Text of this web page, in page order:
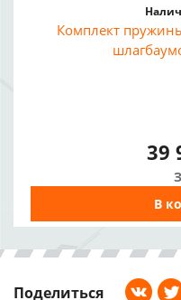
Комплект
39
В
Поделиться